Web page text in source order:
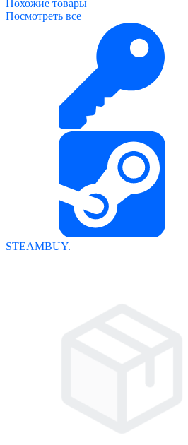
Похожие товары
Посмотреть все
STEAMBUY.